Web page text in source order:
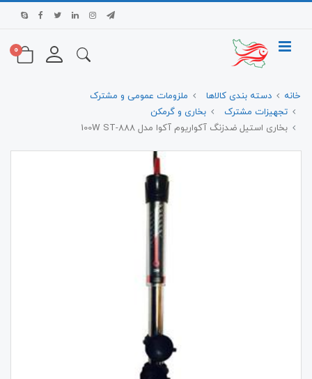
0
خانه دسته بندی کالاها
ملزومات عمومی و مشترک
تجهیزات مشترک
بخاری و گرمکن
بخاری استیل ضدزنگ آکواریوم آکوا مدل 100W ST-888